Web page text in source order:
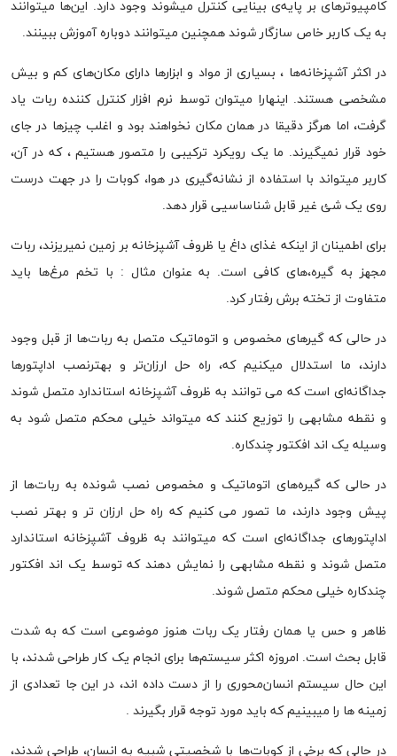
کامپیوتر‌های بر پایه‌ی بینایی کنترل میشوند وجود دارد. این‌ها میتوانند
به یک کاربر خاص سازگار شوند همچنین میتوانند دوباره آموزش ببینند.
در اکثر آشپزخانه‌ها ، بسیاری از مواد و ابزار‌ها دارای مکان‌های کم و بیش
مشخصی هستند. اینهارا میتوان توسط نرم افزار کنترل کننده ربات یاد
گرفت، اما هرگز دقیقا در همان مکان نخواهند بود و اغلب چیز‌ها در جای
خود قرار نمیگیرند. ما یک رویکرد ترکیبی را متصور هستیم ، که در آن،
کاربر میتواند با استفاده از نشانه‌گیری در هوا، کوبات را در جهت درست
روی یک شئ غیر قابل شناساسیی قرار دهد.
برای اطمینان از اینکه غذای داغ یا ظروف آشپزخانه بر زمین نمیریزند، ربات
مجهز به گیره،های کافی است. به عنوان مثال : با تخم مرغ‌ها باید
متفاوت از تخته برش رفتار کرد.
در حالی که گیر‌های مخصوص و اتوماتیک متصل به ربات‌ها از قبل وجود
دارند، ما استدلال میکنیم که، راه حل ارزان‌تر و بهترنصب اداپتور‌ها
جداگانه‌ای است که می توانند به ظروف آشپزخانه استاندارد متصل شوند
و نقطه مشابهی را توزیع کنند که میتواند خیلی محکم متصل شود به
وسیله یک اند افکتور چندکاره.
در حالی که گیره‌های اتوماتیک و مخصوص نصب شونده به ربات‌ها از
پیش وجود دارند‌، ما تصور می کنیم که راه حل ارزان تر و بهتر نصب
اداپتور‌های جداگانه‌ای است که میتوانند به ظروف آشپزخانه استاندارد
متصل شوند و نقطه مشابهی را نمایش دهند که توسط یک اند افکتور
چندکاره خیلی محکم متصل شوند.
ظاهر و حس یا همان رفتار یک ربات هنوز موضوعی است که به شدت
قابل بحث است. امروزه اکثر سیستم‌ها برای انجام یک کار طراحی شدند، با
این حال سیستم انسان‌محوری را از دست داده اند، در این جا تعدادی از
زمینه ها را میبینیم که باید مورد توجه قرار بگیرند .
در حالی که برخی از کوبات‌ها با شخصیتی شبیه به انسان، طراحی شدند،